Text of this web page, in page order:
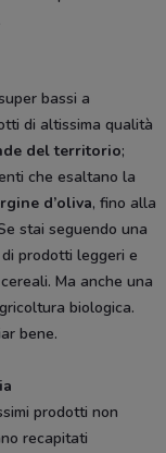
bassi a
di altissima qualità
del territorio;
che esaltano la
d’oliva, fino alla
stai seguendo una
prodotti leggeri e
Ma anche una
biologica.
bene.
prodotti non
recapitati